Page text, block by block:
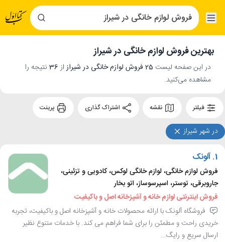
بهترین فروش لوازم خانگی در شیراز
در این صفحه لیست 25 فروش لوازم خانگی در شیراز از 36 نتیجه را
مشاهده می‌کنید.
فیلتر نقشه
در شهر شیراز
1. آلونک
فروش لوازم خانگی، لوازم خانگی لوکس، کادویی و تزئینی،
جاروبرقی، توستر، اسپرسوساز، اتو بخار
فروش اینترنتی لوازم خانه و آشپزخانه اصل و باکیفیت
فروشگاه آلونک با ارائه محصولات خانه و آشپزخانه اصل و باکیفیت، تجربه
خریدی راحت و مطمئن را برای شما فراهم می کند. با خدمات متنوع نظیر
ارسال سریع و رایگ...